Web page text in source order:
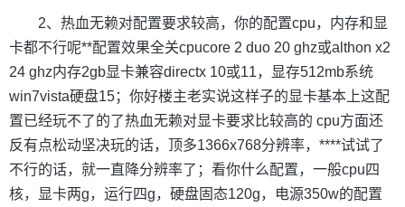
2、热血无赖对配置要求较高，你的配置cpu，内存和显
卡都不行呢**配置效果全关cpucore 2 duo 20 ghz或althon x2
24 ghz内存2gb显卡兼容directx 10或11，显存512mb系统
win7vista硬盘15；你好楼主老实说这样子的显卡基本上这配
置已经玩不了的了热血无赖对显卡要求比较高的 cpu方面还
反有点松动坚决玩的话，顶多1366x768分辨率，****试试了
不行的话，就一直降分辨率了；看你什么配置，一般cpu四
核，显卡两g，运行四g，硬盘固态120g，电源350w的配置